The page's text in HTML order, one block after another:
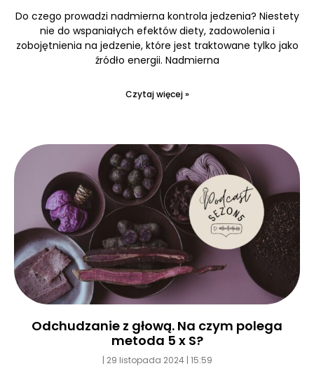
Do czego prowadzi nadmierna kontrola jedzenia? Niestety
nie do wspaniałych efektów diety, zadowolenia i
zobojętnienia na jedzenie, które jest traktowane tylko jako
źródło energii. Nadmierna
Czytaj więcej »
Odchudzanie z głową. Na czym polega
metoda 5 x S?
29 listopada 2024 15:59